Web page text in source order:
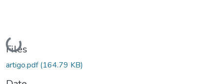
Loading...
Files
artigo.pdf(164.79 KB)